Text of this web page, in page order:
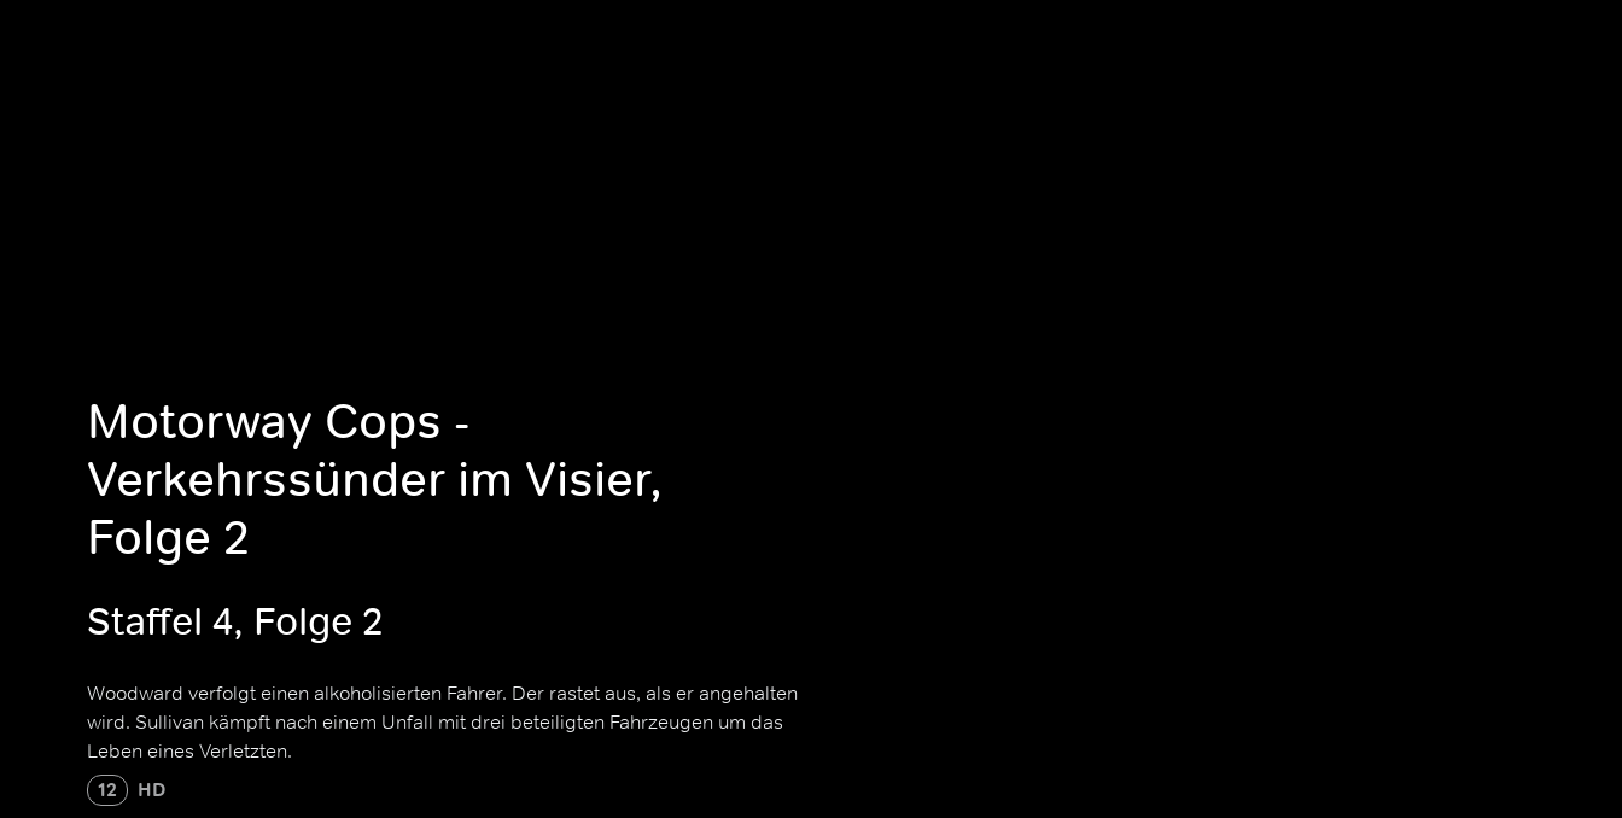
Motorway Cops -
Verkehrssünder im Visier,
Folge 2
Staffel 4, Folge 2
Woodward verfolgt einen alkoholisierten Fahrer. Der rastet aus, als er angehalten
wird. Sullivan kämpft nach einem Unfall mit drei beteiligten Fahrzeugen um das
Leben eines Verletzten.
12 HD